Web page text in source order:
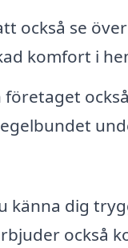
också se
komfort i
känna dig
också